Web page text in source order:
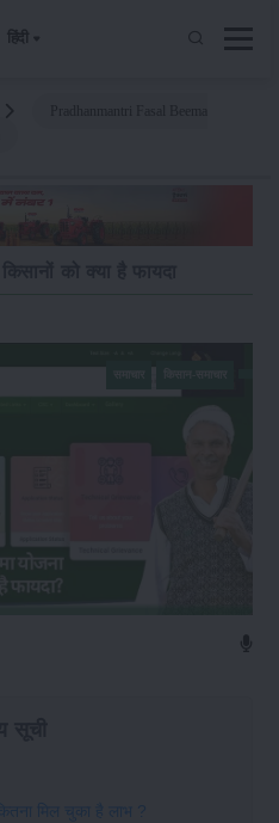
हिंदी
मिल चुका है लाभ ?